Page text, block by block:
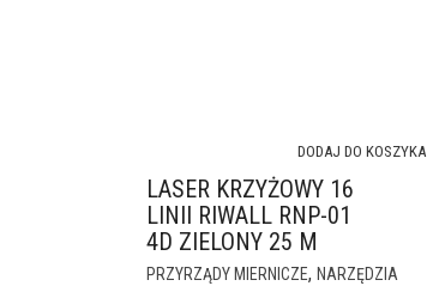
LASER KRZYŻOWY 16
LINII RIWALL RNP-01
4D ZIELONY 25 M
PRZYRZĄDY MIERNICZE, NARZĘDZIA
DODAJ DO KOSZYKA